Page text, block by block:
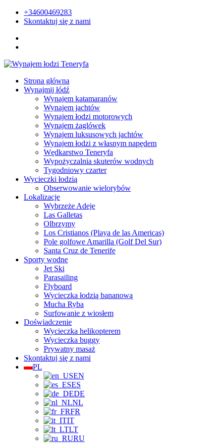
+34600469283
Skontaktuj się z nami
Strona główna
Wynajmij łódź
Wynajem katamaranów
Wynajem jachtów
Wynajem łodzi motorowych
Wynajem żaglówek
Wynajem luksusowych jachtów
Wynajem łodzi z własnym napędem
Wędkarstwo Teneryfa
Wypożyczalnia skuterów wodnych
Tygodniowy czarter
Wycieczki łodzią
Obserwowanie wielorybów
Lokalizacje
Wybrzeże Adeje
Las Galletas
Olbrzymy
Los Cristianos (Playa de las Americas)
Pole golfowe Amarilla (Golf Del Sur)
Santa Cruz de Tenerife
Sporty wodne
Jet Ski
Parasailing
Flyboard
Wycieczka łodzią bananową
Mucha Ryba
Surfowanie z wiosłem
Doświadczenie
Wycieczka helikopterem
Wycieczka buggy
Prywatny masaż
Skontaktuj się z nami
PL
EN
ES
DE
NL
FR
IT
LT
RU